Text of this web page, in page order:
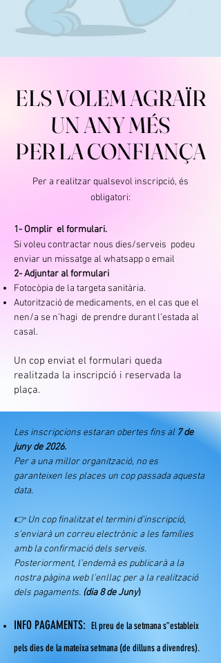
ELS VOLEM AGRAÏR
UN ANY MÉS
PER LA CONFIANÇA
ELS VOLEM AGRAÏR
UN ANY MÉS
PER LA CONFIANÇA
Per a realitzar qualsevol inscripció, és
obligatori:
1- Omplir el formulari.
Si voleu contractar nous dies/serveis podeu
enviar un missatge al whatsapp o email
2- Adjuntar al formulari
Fotocòpia de la targeta sanitària.
Autorització de medicaments, en el cas que el
nen/a se n’hagi de prendre durant l’estada al
casal.
Un cop enviat el formulari queda
realitzada la inscripció i reservada la
plaça.
Les inscripcions estaran obertes fins al 7 de
juny de 2026.
Per a una millor organització, no es
garanteixen les places un cop passada aquesta
data.
👉 Un cop finalitzat el termini d’inscripció,
s’enviarà un correu electrònic a les famílies
amb la confirmació dels serveis.
Posteriorment, l’endemà es publicarà a la
nostra pàgina web l’enllaç per a la realització
dels pagaments. (dia 8 de Juny)
INFO PAGAMENTS: El preu de la setmana s‟estableix
pels dies de la mateixa setmana (de dilluns a divendres).